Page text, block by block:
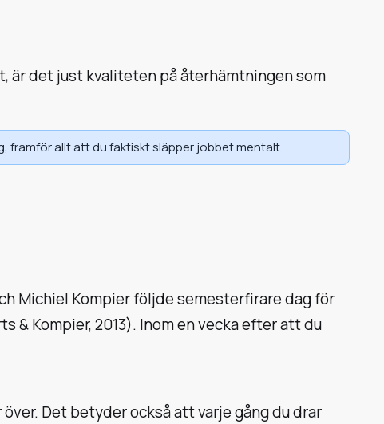
är det justkvalitetenpå återhämtningen som
framför allt att du faktiskt släpper jobbet mentalt.
Michiel Kompier följde semesterfirare dag för
& Kompier, 2013). Inom en vecka efter att du
Det betyder också att varje gång du drar